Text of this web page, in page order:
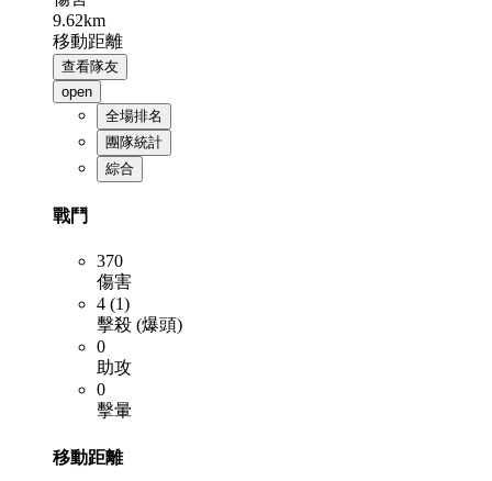
9.62km
移動距離
查看隊友
open
全場排名
團隊統計
綜合
戰鬥
370
傷害
4 (1)
擊殺 (爆頭)
0
助攻
0
擊暈
移動距離